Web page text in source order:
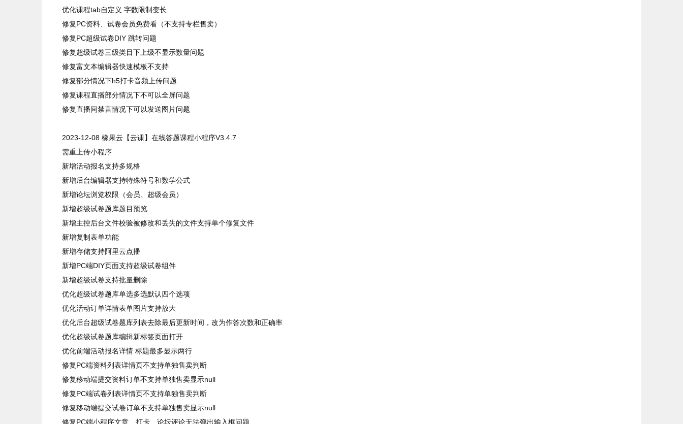
优化课程tab自定义 字数限制变长
修复PC资料、试卷会员免费看（不支持专栏售卖）
修复PC超级试卷DIY 跳转问题
修复超级试卷三级类目下上级不显示数量问题
修复富文本编辑器快速模板不支持
修复部分情况下h5打卡音频上传问题
修复课程直播部分情况下不可以全屏问题
修复直播间禁言情况下可以发送图片问题
2023-12-08 橡果云【云课】在线答题课程小程序V3.4.7
需重上传小程序
新增活动报名支持多规格
新增后台编辑器支持特殊符号和数学公式
新增论坛浏览权限（会员、超级会员）
新增超级试卷题库题目预览
新增主控后台文件校验被修改和丢失的文件支持单个修复文件
新增复制表单功能
新增存储支持阿里云点播
新增PC端DIY页面支持超级试卷组件
新增超级试卷支持批量删除
优化超级试卷题库单选多选默认四个选项
优化活动订单详情表单图片支持放大
优化后台超级试卷题库列表去除最后更新时间，改为作答次数和正确率
优化超级试卷题库编辑新标签页面打开
优化前端活动报名详情 标题最多显示两行
修复PC端资料列表详情页不支持单独售卖判断
修复移动端提交资料订单不支持单独售卖显示null
修复PC端试卷列表详情页不支持单独售卖判断
修复移动端提交试卷订单不支持单独售卖显示null
修复PC端小程序文章、打卡、论坛评论无法弹出输入框问题